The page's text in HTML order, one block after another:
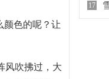
颜色的呢？让
风吹拂过，大
17